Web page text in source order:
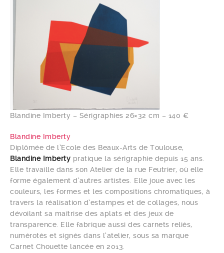
Blandine Imberty – Sérigraphies 26×32 cm – 140 €
Blandine Imberty
Diplômée de l’Ecole des Beaux-Arts de Toulouse,
Blandine Imberty pratique la sérigraphie depuis 15 ans.
Elle travaille dans son Atelier de la rue Feutrier, où elle
forme également d’autres artistes. Elle joue avec les
couleurs, les formes et les compositions chromatiques, à
travers la réalisation d’estampes et de collages, nous
dévoilant sa maîtrise des aplats et des jeux de
transparence. Elle fabrique aussi des carnets reliés,
numérotés et signés dans l’atelier, sous sa marque
Carnet Chouette lancée en 2013.